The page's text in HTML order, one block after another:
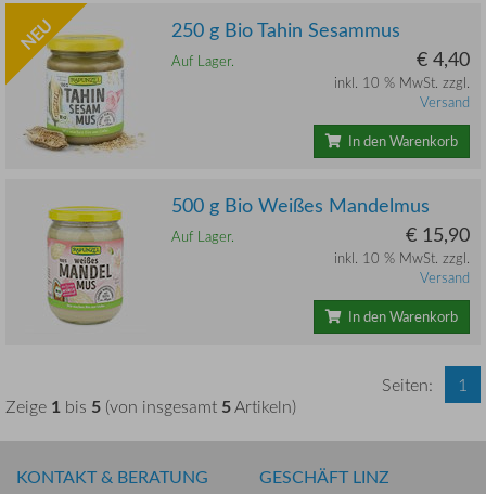
NEU 250 g Bio Tahin Sesammus
Auf Lager. € 4,40
inkl. 10 % MwSt. zzgl.
Versand
In den Warenkorb
500 g Bio Weißes Mandelmus
Auf Lager. € 15,90
inkl. 10 % MwSt. zzgl.
Versand
In den Warenkorb
Zeige 1 bis 5 (von insgesamt 5Artikeln)
Seiten: 1
KONTAKT & BERATUNG GESCHÄFT LINZ